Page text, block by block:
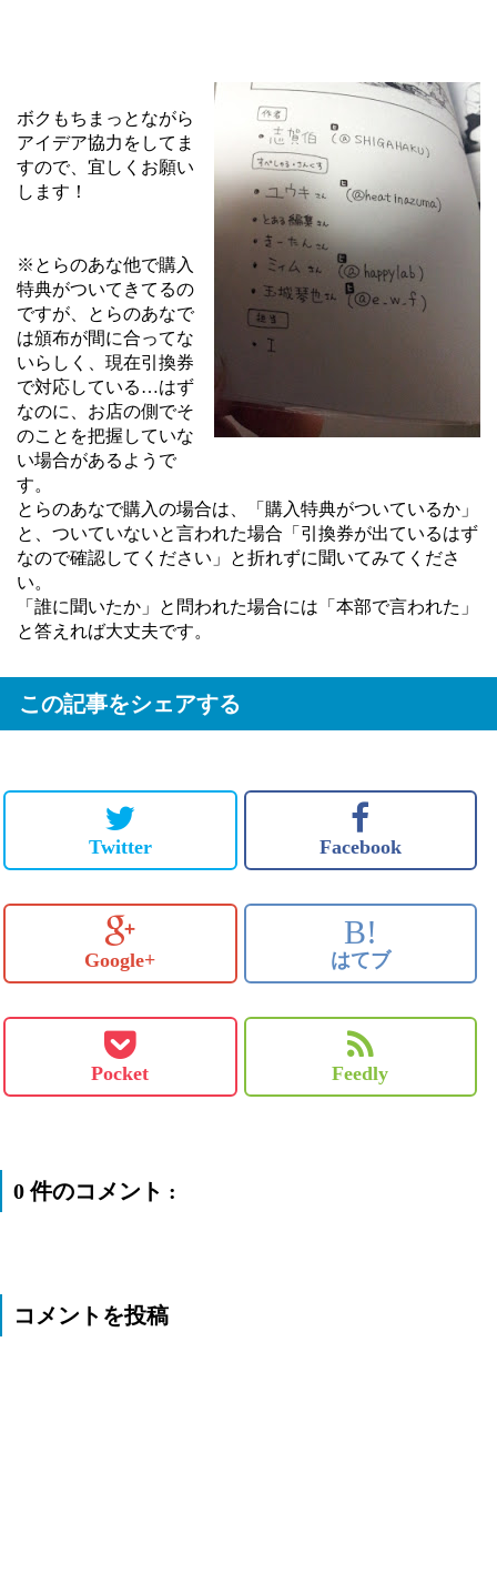
ボクもちまっとながら
アイデア協力をしてま
すので、宜しくお願い
します！
※とらのあな他で購入
特典がついてきてるの
ですが、とらのあなで
は頒布が間に合ってな
いらしく、現在引換券
で対応している…はず
なのに、お店の側でそ
のことを把握していな
い場合があるようで
す。
とらのあなで購入の場合は、「購入特典がついているか」
と、ついていないと言われた場合「引換券が出ているはず
なので確認してください」と折れずに聞いてみてくださ
い。
「誰に聞いたか」と問われた場合には「本部で言われた」
と答えれば大丈夫です。
この記事をシェアする
Twitter Facebook
Google+
B!
はてブ
Pocket Feedly
0 件のコメント :
コメントを投稿